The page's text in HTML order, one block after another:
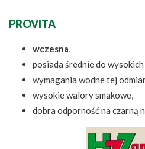
PROVITA
wczesna,
posiada średnie do
wymagania wodne tej
wysokie walory smakowe,
dobra odporność na czarną